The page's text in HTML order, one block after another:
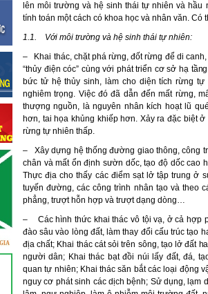
lên môi trường và hệ sinh thái tự nhiên và
tính toán một cách có khoa học và nhân văn.
1.1. Với môi trường và hệ sinh thái tự nhiên:
– Khai thác, chặt phá rừng, đốt rừng để di
“thủy điện cóc” cùng với phát triển cơ sở hạ
bức tử hệ thủy sinh, làm cho diện tích rừng
nghiêm trọng. Việc đó đã dẫn đến mất rừng,
thượng nguồn, là nguyên nhân kích hoạt lũ
hơn, tai họa khủng khiếp hơn. Xảy ra đặc biệt
rừng tự nhiên thấp.
– Xây dựng hệ thống đường giao thông, công
chân và mất ổn định sườn dốc, tạo độ dốc cao
Thực địa cho thấy các điểm sạt lở tập trung ở
tuyến đường, các công trình nhân tạo và theo
phẳng, trượt hỗn hợp và trượt dạng dòng…
– Các hình thức khai thác vô tội vạ, ở cả hợp
đào sâu vào lòng đất, làm thay đổi cấu trúc tạo
địa chất; Khai thác cát sỏi trên sông, tạo lở đất
người dân; Khai thác bạt đồi núi lấy đất, đá,
quan tự nhiên; Khai thác săn bắt các loại động
nguy cơ phát sinh các dịch bệnh; Sử dụng, lạm